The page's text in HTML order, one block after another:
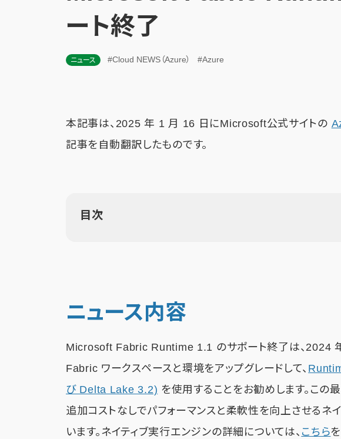
ート終了
ニュース #Cloud NEWS（Azure） #Azure
本記事は、2025 年 1 月 16 日にMicrosoft公式サイトの
記事を自動翻訳したものです。
目次
ニュース内容
Microsoft Fabric Runtime 1.1 のサポート終了は、2024
Fabric ワークスペースと環境をアップグレードして、
び Delta Lake 3.2) を使用することをお勧めします。こ
追加コストなしでパフォーマンスと柔軟性を向上させるネ
います。ネイティブ実行エンジンの詳細については、 こちら